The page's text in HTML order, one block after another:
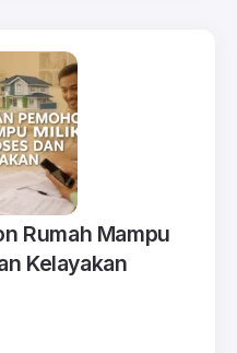
Rumah Mampu
Kelayakan